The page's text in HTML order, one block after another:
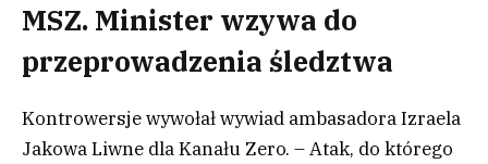
MSZ. Minister wzywa do
przeprowadzenia śledztwa
Kontrowersje wywołał wywiad ambasadora Izraela
Jakowa Liwne dla Kanału Zero. – Atak, do którego